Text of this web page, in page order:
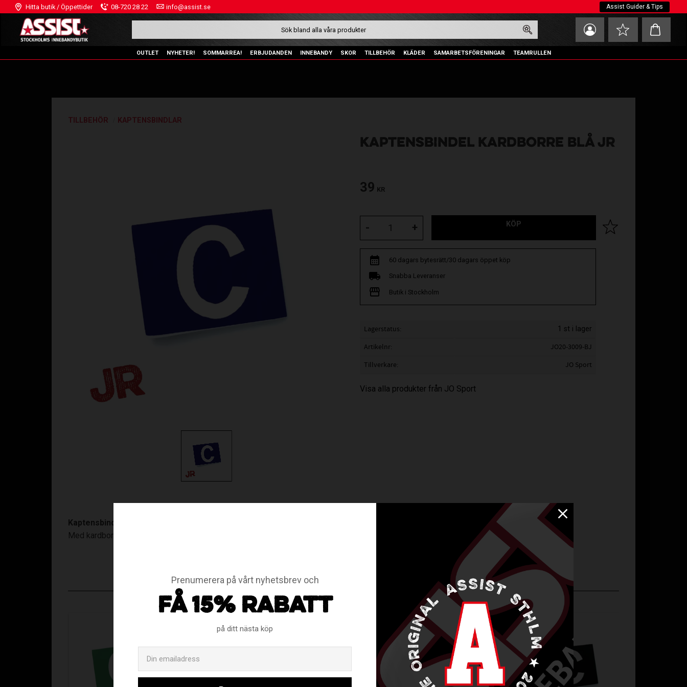
Hitta butik / Öppettider 08-720 28 22 info@assist.se Assist Guider & Tips
Favoriter
Kundvagn
OUTLET NYHETER! SOMMARREA! ERBJUDANDEN INNEBANDY SKOR TILLBEHÖR KLÄDER SAMARBETSFÖRENINGAR TEAMRULLEN
TILLBEHÖR KAPTENSBINDLAR
KAPTENSBINDEL KARDBORRE BLÅ JR
39 KR
+
- KÖP Lägg till i favoriter
60 dagars bytesrätt/30 dagars öppet köp
Snabba Leveranser
Butik i Stockholm
Lagerstatus 1 st i lager
Artikelnr
JO20-3009-BJ
Tillverkare
JO Sport
Visa alla produkter från JO Sport
Kaptensbindel - Junior
Med kardborrefäste
Prenumerera på vårt nyhetsbrev och
FÅ 15% RABATT
på ditt nästa köp